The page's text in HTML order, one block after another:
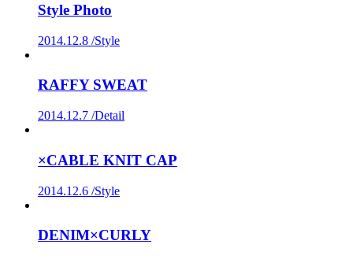
Style Photo
2014.12.8 /Style
RAFFY SWEAT
2014.12.7 /Detail
×CABLE KNIT CAP
2014.12.6 /Style
DENIM×CURLY